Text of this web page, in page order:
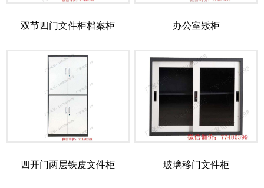
双节四门文件柜档案柜 办公室矮柜
四开门两层铁皮文件柜 玻璃移门文件柜